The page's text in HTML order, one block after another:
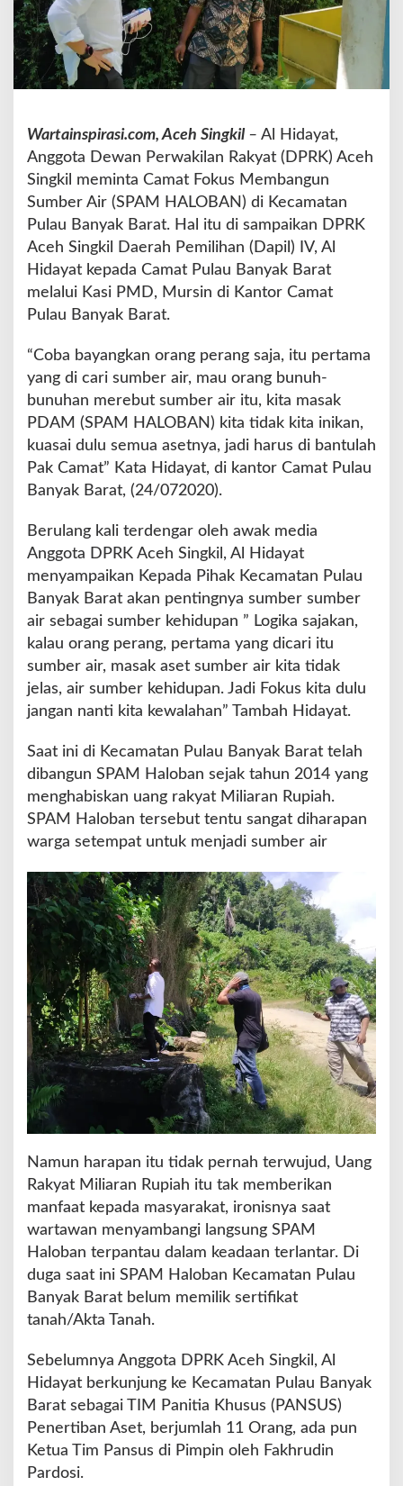
a
n
T
i
d
J
e
s
D
P
R
M
i
t
a
a
m
a
t
u
a
u
B
n
y
a
k
o
k
s
Wartainspirasi.com, Aceh Singkil – Al Hidayat,
Anggota Dewan Perwakilan Rakyat (DPRK) Aceh
Singkil meminta Camat Fokus Membangun
Sumber Air (SPAM HALOBAN) di Kecamatan
Pulau Banyak Barat. Hal itu di sampaikan DPRK
Aceh Singkil Daerah Pemilihan (Dapil) IV, Al
Hidayat kepada Camat Pulau Banyak Barat
melalui Kasi PMD, Mursin di Kantor Camat
Pulau Banyak Barat.
“Coba bayangkan orang perang saja, itu pertama
yang di cari sumber air, mau orang bunuh-
bunuhan merebut sumber air itu, kita masak
PDAM (SPAM HALOBAN) kita tidak kita inikan,
kuasai dulu semua asetnya, jadi harus di bantulah
Pak Camat” Kata Hidayat, di kantor Camat Pulau
Banyak Barat, (24/072020).
Berulang kali terdengar oleh awak media
Anggota DPRK Aceh Singkil, Al Hidayat
menyampaikan Kepada Pihak Kecamatan Pulau
Banyak Barat akan pentingnya sumber sumber
air sebagai sumber kehidupan ” Logika sajakan,
kalau orang perang, pertama yang dicari itu
sumber air, masak aset sumber air kita tidak
jelas, air sumber kehidupan. Jadi Fokus kita dulu
jangan nanti kita kewalahan” Tambah Hidayat.
Saat ini di Kecamatan Pulau Banyak Barat telah
dibangun SPAM Haloban sejak tahun 2014 yang
menghabiskan uang rakyat Miliaran Rupiah.
SPAM Haloban tersebut tentu sangat diharapan
warga setempat untuk menjadi sumber air
Namun harapan itu tidak pernah terwujud, Uang
Rakyat Miliaran Rupiah itu tak memberikan
manfaat kepada masyarakat, ironisnya saat
wartawan menyambangi langsung SPAM
Haloban terpantau dalam keadaan terlantar. Di
duga saat ini SPAM Haloban Kecamatan Pulau
Banyak Barat belum memilik sertifikat
tanah/Akta Tanah.
Sebelumnya Anggota DPRK Aceh Singkil, Al
Hidayat berkunjung ke Kecamatan Pulau Banyak
Barat sebagai TIM Panitia Khusus (PANSUS)
Penertiban Aset, berjumlah 11 Orang, ada pun
Ketua Tim Pansus di Pimpin oleh Fakhrudin
Pardosi.